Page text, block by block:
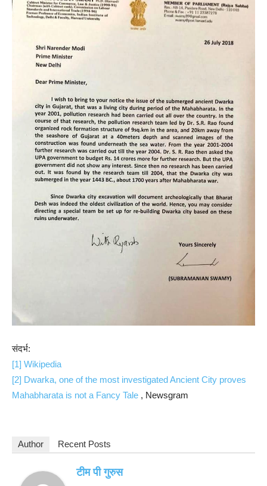
संदर्भ:
[1] Wikipedia
[2] Dwarka, one of the most investigated Ancient City proves
Mahabharata is not a Fancy Tale , Newsgram
Author Recent Posts
टीम पी गुरुस